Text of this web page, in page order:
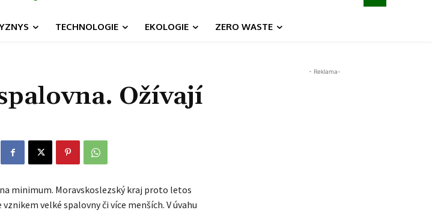
TECHNOLOGIE EKOLOGIE ZERO WASTE
Ožívají
minimum. Moravskoslezský kraj proto letos
velké spalovny či více menších. V úvahu
- Reklama-